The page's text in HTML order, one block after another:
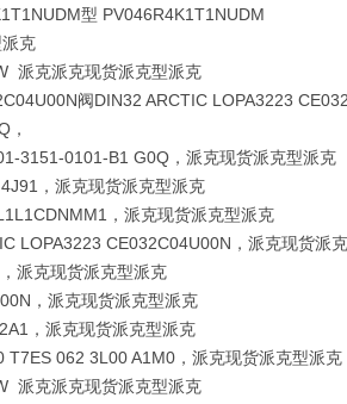
型 PV046R4K1T1NUDM
克
派克派克现货派克型派克
阀DIN32 ARCTIC LOPA3223
，
3151-0101-B1 G0Q，派克现货派克型派克
，派克现货派克型派克
，派克现货派克型派克
LOPA3223 CE032C04U00N，派克现货派
派克现货派克型派克
，派克现货派克型派克
，派克现货派克型派克
T7ES 062 3L00 A1M0，派克现货派克型派克
派克派克现货派克型派克